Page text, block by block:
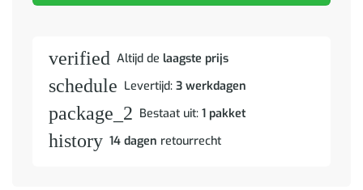
verified Altijd de laagste prijs
schedule Levertijd: 3 werkdagen
package_2 Bestaat uit: 1 pakket
history 14 dagen retourrecht